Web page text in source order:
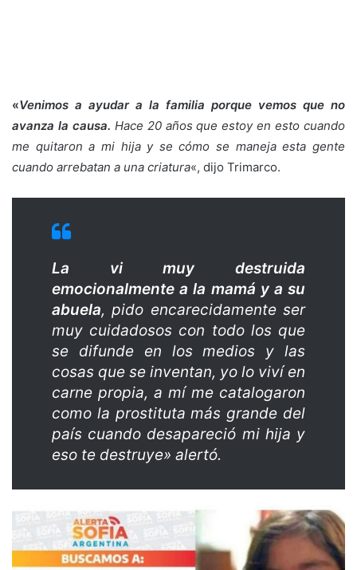
«Venimos a ayudar a la familia porque vemos que no
avanza la causa. Hace 20 años que estoy en esto cuando
me quitaron a mi hija y se cómo se maneja esta gente
cuando arrebatan a una criatura«, dijo Trimarco.
La vi muy destruida
emocionalmente a la mamá y a su
abuela, pido encarecidamente ser
muy cuidadosos con todo los que
se difunde en los medios y las
cosas que se inventan, yo lo viví en
carne propia, a mí me catalogaron
como la prostituta más grande del
país cuando desapareció mi hija y
eso te destruye» alertó.